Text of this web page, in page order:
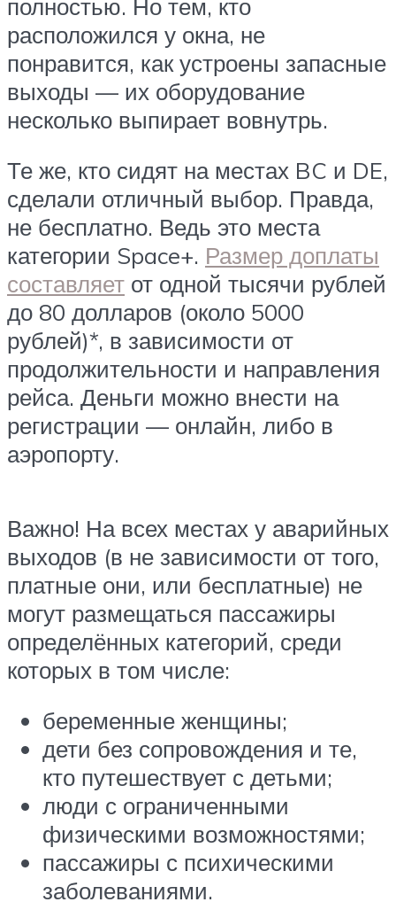
полностью. Но тем, кто
расположился у окна, не
понравится, как устроены запасные
выходы — их оборудование
несколько выпирает вовнутрь.
Те же, кто сидят на местах BC и DE,
сделали отличный выбор. Правда,
не бесплатно. Ведь это места
категории Space+. Размер доплаты
составляет от одной тысячи рублей
до 80 долларов (около 5000
рублей)*, в зависимости от
продолжительности и направления
рейса. Деньги можно внести на
регистрации — онлайн, либо в
аэропорту.
Важно! На всех местах у аварийных
выходов (в не зависимости от того,
платные они, или бесплатные) не
могут размещаться пассажиры
определённых категорий, среди
которых в том числе:
беременные женщины;
дети без сопровождения и те,
кто путешествует с детьми;
люди с ограниченными
физическими возможностями;
пассажиры с психическими
заболеваниями.